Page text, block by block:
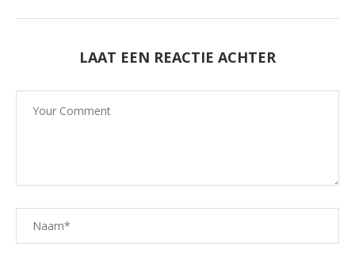
LAAT EEN REACTIE ACHTER